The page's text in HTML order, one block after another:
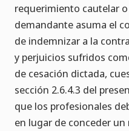
requerimiento cautelar
demandante asuma el
de indemnizar a la
y perjuicios sufridos
de cesación dictada,
sección 2.6.4.3 del
que los profesionales
en lugar de conceder